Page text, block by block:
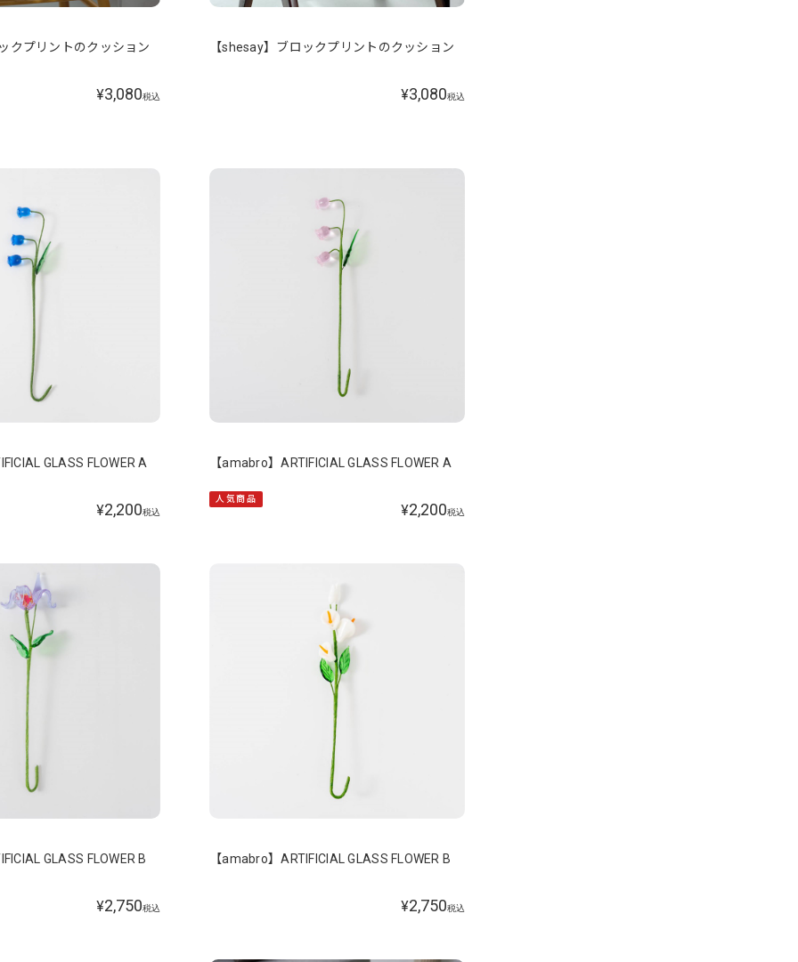
クプリントのクッション
¥3,080税込
【shesay】ブロックプリントのクッション
¥3,080税込
GLASS FLOWER A
¥2,200税込
【amabro】ARTIFICIAL GLASS FLOWER A
人気商品
¥2,200税込
GLASS FLOWER B
¥2,750税込
【amabro】ARTIFICIAL GLASS FLOWER B
¥2,750税込